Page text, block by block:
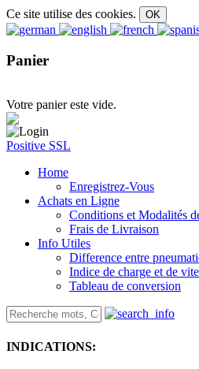
Ce site utilise des cookies.
Panier
Votre panier este vide.
Positive SSL
Home
Enregistrez-Vous
Achats en Ligne
Conditions et Modalités
Frais de Livraison
Info Utiles
Difference entre
Indice de charge et de
Tableau de conversion
INDICATIONS: